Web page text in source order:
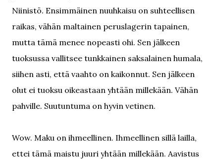
Niinistö. Ensimmäinen nuuhkaisu on suhteellisen
raikas, vähän maltainen peruslagerin tapainen,
mutta tämä menee nopeasti ohi. Sen jälkeen
tuoksussa vallitsee tunkkainen saksalainen humala,
siihen asti, että vaahto on kaikonnut. Sen jälkeen
olut ei tuoksu oikeastaan yhtään millekään. Vähän
pahville. Suutuntuma on hyvin vetinen.
Wow. Maku on ihmeellinen. Ihmeellinen sillä lailla,
ettei tämä maistu juuri yhtään millekään. Aavistus